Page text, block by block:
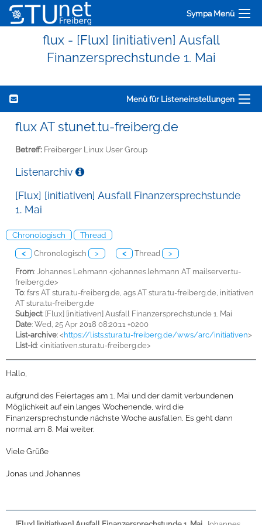
Sympa Menü
flux - [Flux] [initiativen] Ausfall
Finanzersprechstunde 1. Mai
Menü für Listeneinstellungen
flux AT stunet.tu-freiberg.de
Betreff: Freiberger Linux User Group
Listenarchiv
[Flux] [initiativen] Ausfall Finanzersprechstunde
1. Mai
Chronologisch Thread
< Chronologisch > < Thread >
From: Johannes Lehmann <johannes.lehmann AT mailserver.tu-
freiberg.de>
To: fsrs AT stura.tu-freiberg.de, ags AT stura.tu-freiberg.de, initiativen
AT stura.tu-freiberg.de
Subject: [Flux] [initiativen] Ausfall Finanzersprechstunde 1. Mai
Date: Wed, 25 Apr 2018 08:20:11 +0200
List-archive: <https://lists.stura.tu-freiberg.de/wws/arc/initiativen>
List-id: <initiativen.stura.tu-freiberg.de>
Hallo,
aufgrund des Feiertages am 1. Mai und der damit verbundenen
Möglichkeit auf ein langes Wochenende, wird die
Finanzersprechstunde nächste Woche ausfallen. Es geht dann
normal am 8. Mai weiter.
Viele Grüße
Jonas und Johannes